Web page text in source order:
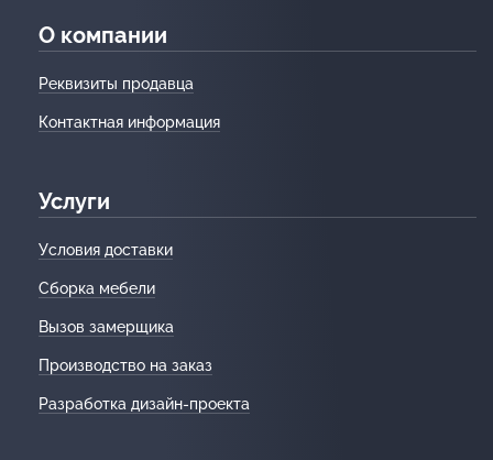
О компании
Реквизиты продавца
Контактная информация
Услуги
Условия доставки
Сборка мебели
Вызов замерщика
Производство на заказ
Разработка дизайн-проекта